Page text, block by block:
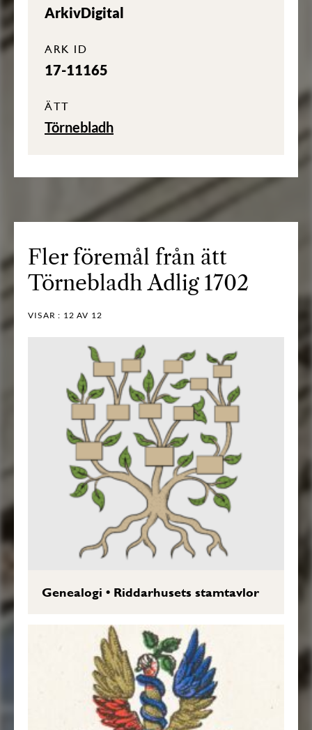
ArkivDigital
ARK ID
17-11165
ÄTT
Törnebladh
Fler föremål från ätt
Törnebladh Adlig 1702
VISAR : 12 AV 12
Genealogi • Riddarhusets stamtavlor